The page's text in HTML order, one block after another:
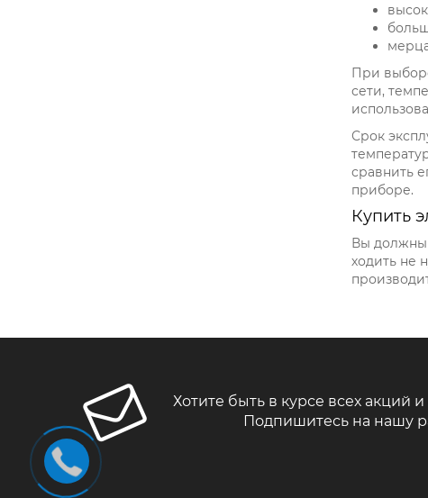
При
сети,
Срок
сравнить
приборе.
Купить
Вы должны
ходить не
Хотите быть в курсе всех акций и
Подпишитесь на нашу